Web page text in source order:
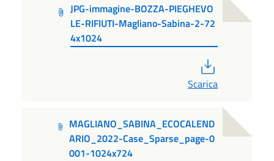
JPG-immagine-BOZZA-PIEGHEVO
LE-RIFIUTI-Magliano-Sabina-2-72
4x1024
Scarica
MAGLIANO_SABINA_ECOCALEND
ARIO_2022-Case_Sparse_page-0
001-1024x724